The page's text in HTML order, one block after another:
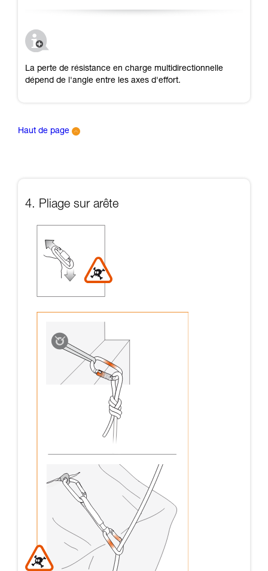
La perte de résistance en charge multidirectionnelle
dépend de l'angle entre les axes d'effort.
Haut de page
4. Pliage sur arête